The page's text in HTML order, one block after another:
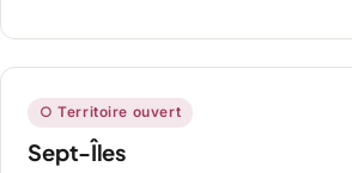
○ Territoire ouvert
Sept-Îles